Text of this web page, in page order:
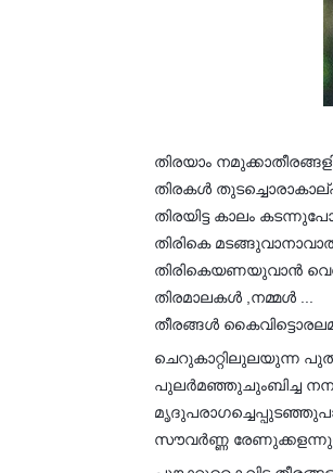
തിരയാം
തിരകൾ
തിരയിട്ട കാലം
തിരികെ
തിരികെയണയുവാൻ
തിരമാലകൾ ,നമ്മൾ ...
തീരങ്ങൾ
ചെറുകാറ്റിലുലയുന്ന
പുലർമഞ്ഞുചുംബിച്ച
സൗവർണ്ണ